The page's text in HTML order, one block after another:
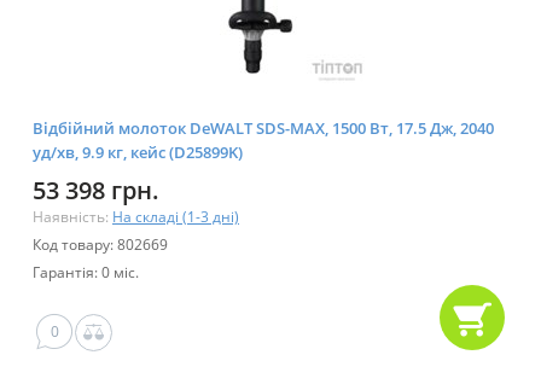
Відбійний молоток DeWALT SDS-MAX, 1500 Bт, 17.5 Дж, 2040
уд/хв, 9.9 кг, кейс (D25899K)
53 398 грн.
Наявність: На складі (1-3 дні)
Код товару: 802669
Гарантія: 0 міс.
0